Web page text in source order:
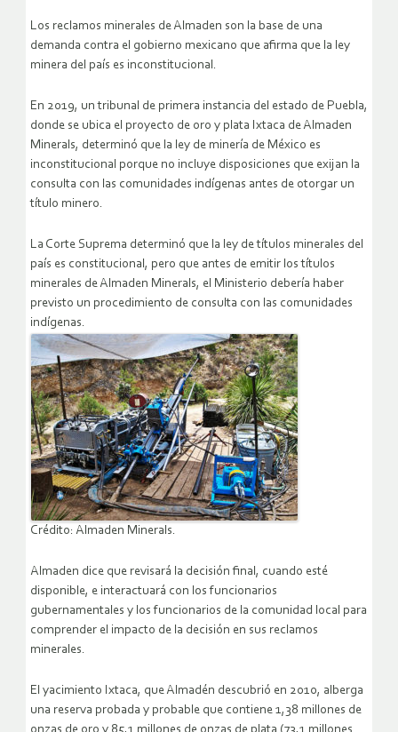
Los reclamos minerales de Almaden son la base de una
demanda contra el gobierno mexicano que afirma que la ley
minera del país es inconstitucional.
En 2019, un tribunal de primera instancia del estado de Puebla,
donde se ubica el proyecto de oro y plata Ixtaca de Almaden
Minerals, determinó que la ley de minería de México es
inconstitucional porque no incluye disposiciones que exijan la
consulta con las comunidades indígenas antes de otorgar un
título minero.
La Corte Suprema determinó que la ley de títulos minerales del
país es constitucional, pero que antes de emitir los títulos
minerales de Almaden Minerals, el Ministerio debería haber
previsto un procedimiento de consulta con las comunidades
indígenas.
Crédito: Almaden Minerals.
Almaden dice que revisará la decisión final, cuando esté
disponible, e interactuará con los funcionarios
gubernamentales y los funcionarios de la comunidad local para
comprender el impacto de la decisión en sus reclamos
minerales.
El yacimiento Ixtaca, que Almadén descubrió en 2010, alberga
una reserva probada y probable que contiene 1,38 millones de